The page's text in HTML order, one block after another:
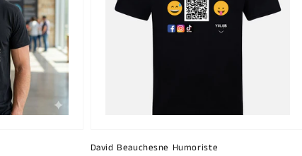
David Beauchesne Humoriste